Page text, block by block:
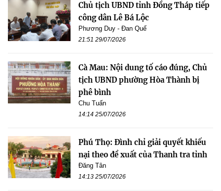
Chủ tịch UBND tỉnh Đồng Tháp tiếp
công dân Lê Bá Lộc
Phương Duy - Đan Quế
21:51 29/07/2026
Cà Mau: Nội dung tố cáo đúng, Chủ
tịch UBND phường Hòa Thành bị
phê bình
Chu Tuấn
14:14 25/07/2026
Phú Thọ: Đình chỉ giải quyết khiếu
nại theo đề xuất của Thanh tra tỉnh
Đăng Tân
14:13 25/07/2026